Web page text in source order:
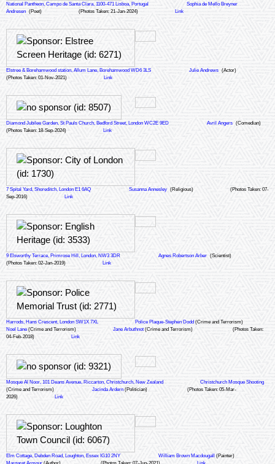
National Pantheon, Campo de Santa Clara, 1100-471 Lisboa, Portugal
Sophia de Mello Breyner
Andresen (Poet) (Photos Taken: 21-Jan-2024) Link
Elstree & Borehamwood station, Allum Lane, Borehamwood WD6 3LS Julie Andrews (Actor)
(Photos Taken: 01-Nov-2021)
Link
Diamond Jubilee Garden, St Pauls Church, Bedford Street, London WC2E 9ED Avril Angers (Comedian)
(Photos Taken: 18-Sep-2024)
Link
7 Spital Yard, Shoreditch, London E1 6AQ Susanna Annesley (Religious)
(Photos Taken: 07-
Sep-2016)
Link
9 Elsworthy Terrace, Primrose Hill, London, NW3 3DR Agnes Robertson Arber (Scientist)
(Photos Taken: 02-Jan-2019)
Link
Harrods, Hans Crescent, London SW1X 7XL Police Plaque-Stephen Dodd (Crime and Terrorism)
Noel Lane (Crime and Terrorism) Jane Arbuthnot(Crime and Terrorism)
(Photos Taken:
04-Feb-2018)
Link
Mosque Al Noor, 101 Deans Avenue, Riccarton, Christchurch, New Zealand
Christchurch Mosque Shooting
(Crime and Terrorism)
Jacinda Ardern (Politician)
(Photos Taken: 05-Mar-
2026)
Link
Elm Cottage, Debden Road, Loughton, Essex IG10 2NY William Brown Macdougall (Painter)